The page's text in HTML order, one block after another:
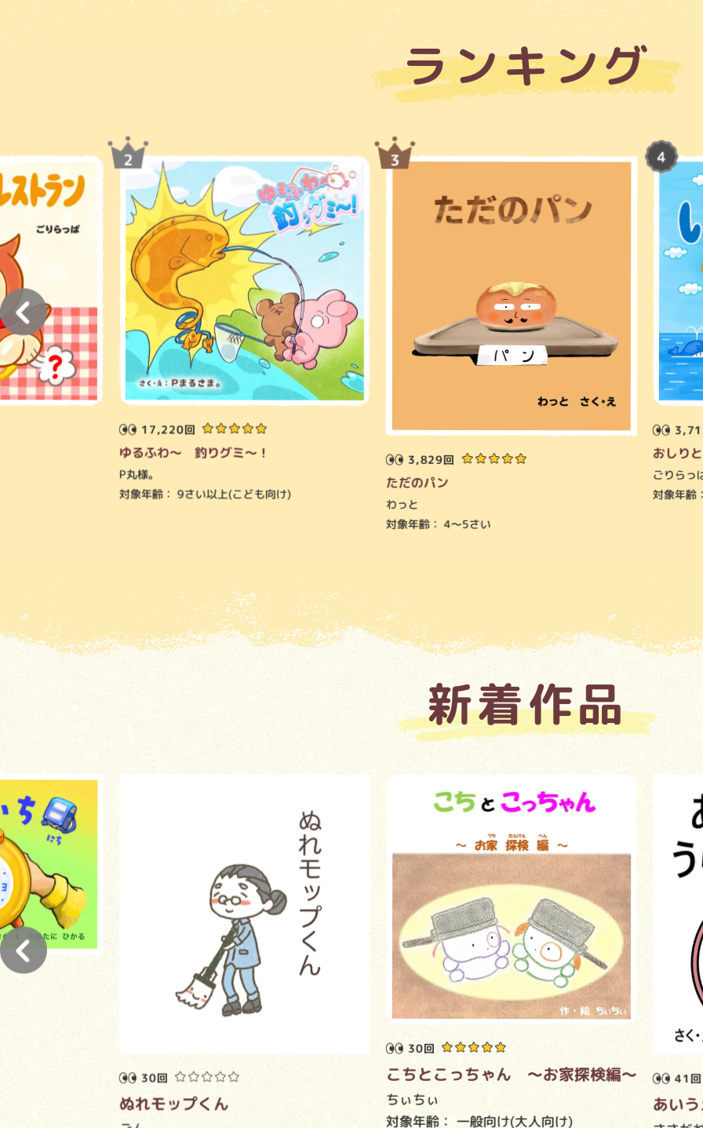
ランキング
17,220回
ゆるふわ～ 釣りグミ～！
P丸様。
対象年齢： 9さい以上(こども向け)
3,829回
ただのパン
わっと
対象年齢：4～5さい
おしり
ごりらっ
対象年齢
新着作品
30回
ぬれモップくん
30回
こちとこっちゃん ～お家探検編～
ちぃちぃ
対象年齢： 一般向け(大人向け)
41回
あい